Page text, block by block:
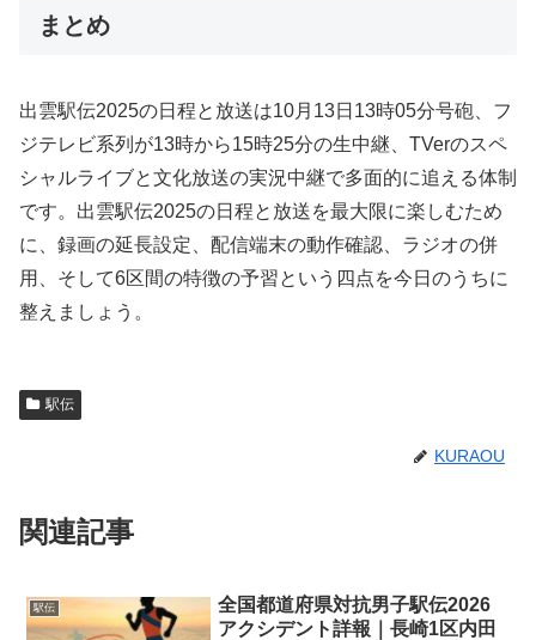
まとめ
出雲駅伝2025の日程と放送は10月13日13時05分号砲、フ
ジテレビ系列が13時から15時25分の生中継、TVerのスペ
シャルライブと文化放送の実況中継で多面的に追える体制
です。出雲駅伝2025の日程と放送を最大限に楽しむため
に、録画の延長設定、配信端末の動作確認、ラジオの併
用、そして6区間の特徴の予習という四点を今日のうちに
整えましょう。
駅伝
KURAOU
関連記事
駅伝
全国都道府県対抗男子駅伝2026
アクシデント詳報｜長崎1区内田